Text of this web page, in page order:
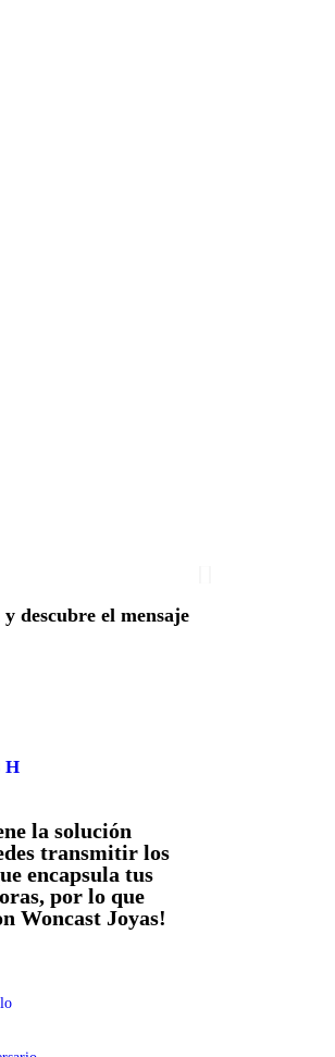
descubre el mensaje
H
la solución
transmitir los
encapsula tus
por lo que
Woncast Joyas!